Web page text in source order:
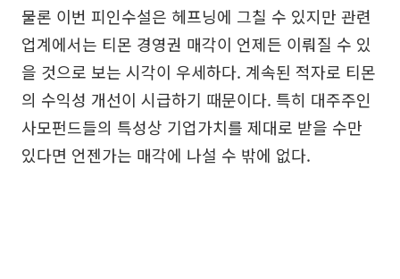
물론 이번 피인수설은 헤프닝에 그칠 수 있지만 관련
업계에서는 티몬 경영권 매각이 언제든 이뤄질 수 있
을 것으로 보는 시각이 우세하다. 계속된 적자로 티몬
의 수익성 개선이 시급하기 때문이다. 특히 대주주인
사모펀드들의 특성상 기업가치를 제대로 받을 수만
있다면 언젠가는 매각에 나설 수 밖에 없다.